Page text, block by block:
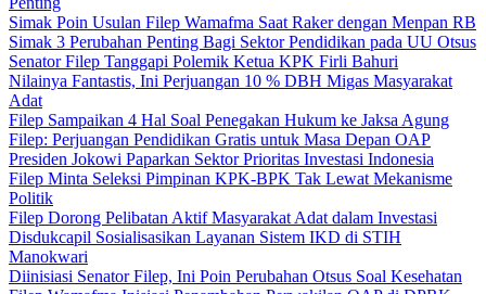
Simak Poin Usulan Filep Wamafma Saat Raker dengan Menpan RB
Simak 3 Perubahan Penting Bagi Sektor Pendidikan pada UU Otsus
Senator Filep Tanggapi Polemik Ketua KPK Firli Bahuri
Nilainya Fantastis, Ini Perjuangan 10 % DBH Migas Masyarakat
Adat
Filep Sampaikan 4 Hal Soal Penegakan Hukum ke Jaksa Agung
Filep: Perjuangan Pendidikan Gratis untuk Masa Depan OAP
Presiden Jokowi Paparkan Sektor Prioritas Investasi Indonesia
Filep Minta Seleksi Pimpinan KPK-BPK Tak Lewat Mekanisme
Politik
Filep Dorong Pelibatan Aktif Masyarakat Adat dalam Investasi
Disdukcapil Sosialisasikan Layanan Sistem IKD di STIH
Manokwari
Diinisiasi Senator Filep, Ini Poin Perubahan Otsus Soal Kesehatan